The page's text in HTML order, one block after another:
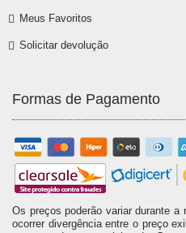
Meus Favoritos
Solicitar devolução
Formas de Pagamento
Os preços poderão variar durante
ocorrer divergência entre o preço